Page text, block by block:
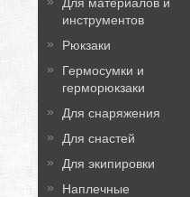
инструментов
Рюкзаки
Гермосумки и
герморюкзаки
Для снаряжения
Для снастей
Для экипировки
Наплечные